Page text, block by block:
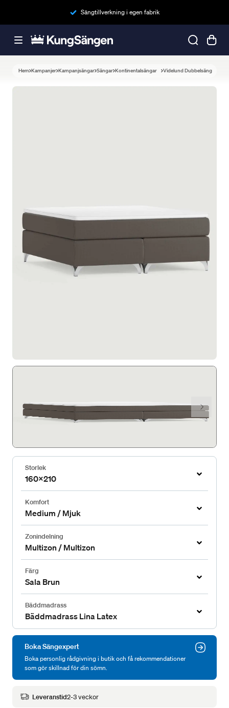
Sängtillverkning i egen fabrik
Hem Kampanjer Kampanjsängar Sängar Kontinentalsängar Videlund Dubbelsäng
Storlek
160x210
Komfort
Medium / Mjuk
Zonindelning
Multizon / Multizon
Färg
Sala Brun
Bäddmadrass
Bäddmadrass Lina Latex
Boka Sängexpert
Boka personlig rådgivning i butik och få rekommendationer
som gör skillnad för din sömn.
Leveranstid2-3 veckor